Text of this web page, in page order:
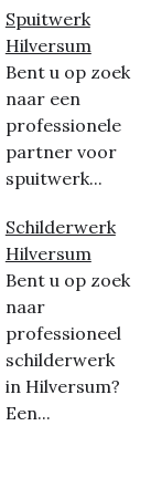
Spuitwerk
Hilversum
Bent u op zoek
naar een
professionele
partner voor
spuitwerk...
Schilderwerk
Hilversum
Bent u op zoek
naar
professioneel
schilderwerk
in Hilversum?
Een...